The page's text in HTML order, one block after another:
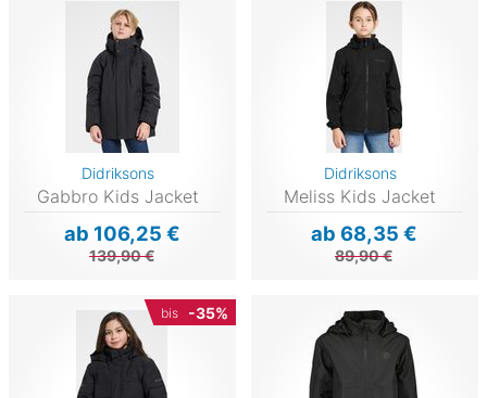
Didriksons
Gabbro Kids Jacket
ab 106,25 €
139,90 €
Didriksons
Meliss Kids Jacket
ab 68,35 €
89,90 €
bis -35%